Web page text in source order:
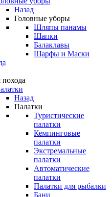
Назад
Головные уборы
Шляпы панамы
Шапки
Балаклавы
Шарфы и Маски
похода
Назад
Палатки
Туристические
палатки
Кемпинговые
палатки
Экстремальные
палатки
Автоматические
палатки
Палатки для рыбалки
Бани